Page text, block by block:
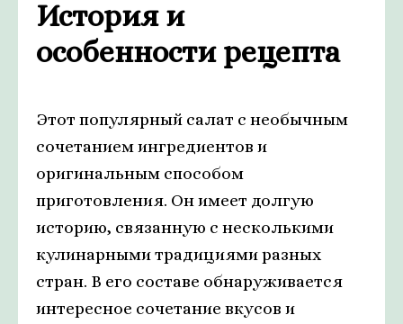
История и
особенности рецепта
Этот популярный салат с необычным
сочетанием ингредиентов и
оригинальным способом
приготовления. Он имеет долгую
историю, связанную с несколькими
кулинарными традициями разных
стран. В его составе обнаруживается
интересное сочетание вкусов и